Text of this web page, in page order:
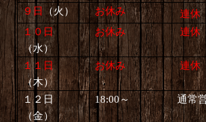
９日 （火） お休み
連休
１０日
（水）
お休み 連休
１１日
（木）
お休み 連休
１２日
（金）
18:00～ 通常